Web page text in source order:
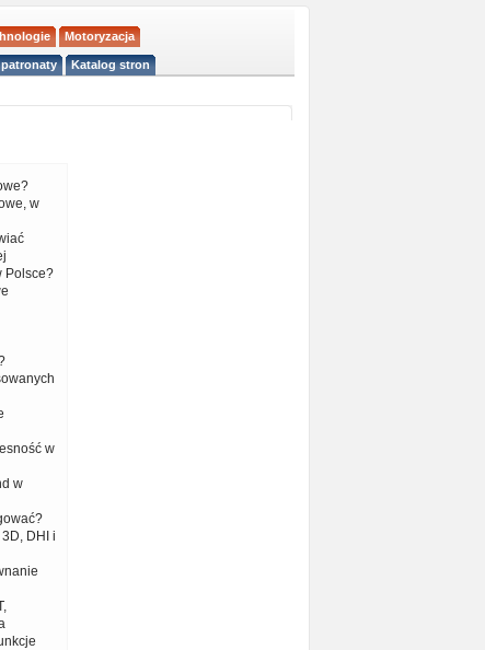
Motoryzacja
patronaty Katalog stron
w
Polsce?
w
w
DHI i